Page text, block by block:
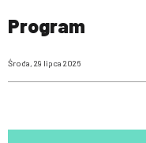
Program
Środa, 29 lipca 2026